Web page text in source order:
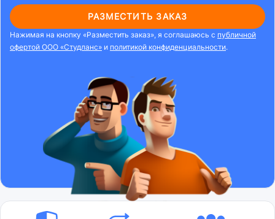
РАЗМЕСТИТЬ ЗАКАЗ
Нажимая на кнопку «Разместить заказ», я соглашаюсь с публичной
офертой ООО «Студланс» и политикой конфиденциальности.